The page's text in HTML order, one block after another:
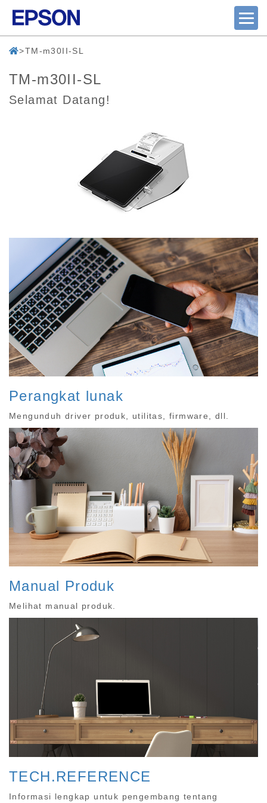
TM-m30II-SL
TM-m30II-SL
Selamat Datang!
Perangkat lunak
Mengunduh driver produk, utilitas, firmware, dll.
Manual Produk
Melihat manual produk.
TECH.REFERENCE
Informasi lengkap untuk pengembang tentang